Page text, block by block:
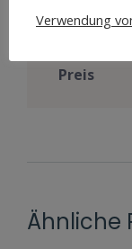
Preis
Ähnliche
Verwendung